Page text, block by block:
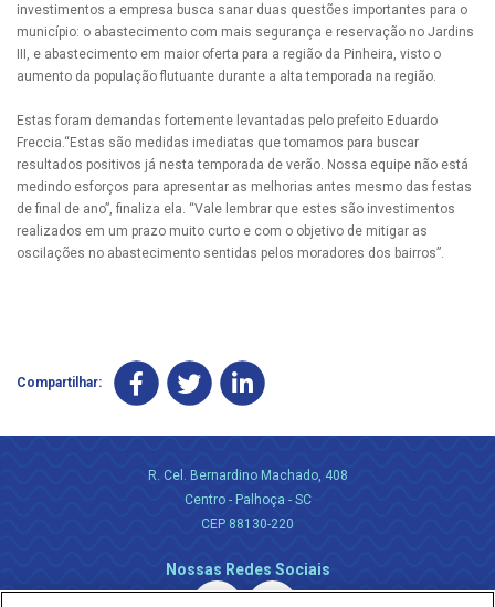
investimentos a empresa busca sanar duas questões importantes para o
município: o abastecimento com mais segurança e reservação no Jardins
III, e abastecimento em maior oferta para a região da Pinheira, visto o
aumento da população flutuante durante a alta temporada na região.
Estas foram demandas fortemente levantadas pelo prefeito Eduardo
Freccia.“Estas são medidas imediatas que tomamos para buscar
resultados positivos já nesta temporada de verão. Nossa equipe não está
medindo esforços para apresentar as melhorias antes mesmo das festas
de final de ano”, finaliza ela. “Vale lembrar que estes são investimentos
realizados em um prazo muito curto e com o objetivo de mitigar as
oscilações no abastecimento sentidas pelos moradores dos bairros”.
Compartilhar:
R. Cel. Bernardino Machado, 408
Centro - Palhoça - SC
CEP 88130-220
Nossas Redes Sociais